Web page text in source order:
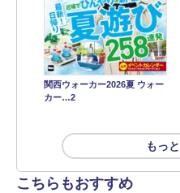
関西ウォーカー2026夏 ウォー
カー…2
もっ
こちらもおすすめ